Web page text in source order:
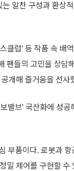
알찬 구성과 환상
클럽' 등 작품 속 배
팬들의 고민을 상담
개해 즐거움을 선사
밸브' 국산화에 성공
부품이다. 로봇과 항
밀 제어를 구현할 수